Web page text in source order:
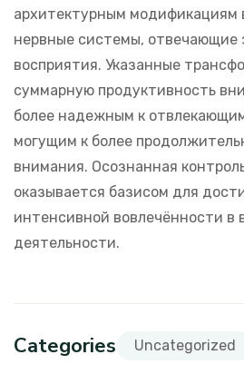
архитектурным модификациям
нервные системы, отвечающие
восприятия. Указанные
суммарную продуктивность
более надежным к
могущим к более
внимания. Осознанная
оказывается базисом для
интенсивной вовлечённости в
деятельности.
Categories Uncategorized